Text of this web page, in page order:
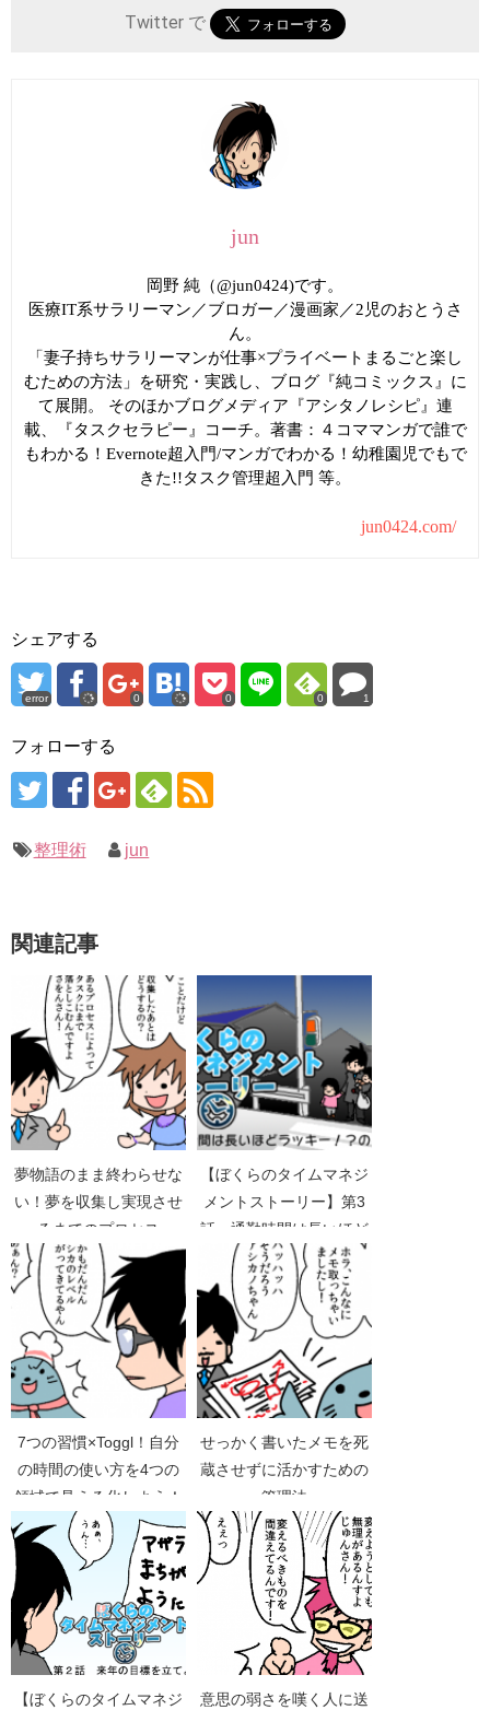
Twitter で
jun
岡野 純（@jun0424)です。
医療IT系サラリーマン／ブロガー／漫画家／2児のおとうさ
ん。
「妻子持ちサラリーマンが仕事×プライベートまるごと楽し
むための方法」を研究・実践し、ブログ『純コミックス』に
て展開。 そのほかブログメディア『アシタノレシピ』連
載、『タスクセラピー』コーチ。著書：４コママンガで誰で
もわかる！Evernote超入門/マンガでわかる！幼稚園児でもで
きた!!タスク管理超入門 等。
jun0424.com/
シェアする
error 0 0 0 1
フォローする
整理術 jun
関連記事
夢物語のまま終わらせな
い！夢を収集し実現させ
るまでのプロセス
【ぼくらのタイムマネジ
メントストーリー】第3
話 通勤時間は長いほど
ラッキー!?
7つの習慣×Toggl！自分
の時間の使い方を4つの
領域で見える化しよう！
せっかく書いたメモを死
蔵させずに活かすための
管理法
【ぼくらのタイムマネジ
意思の弱さを嘆く人に送